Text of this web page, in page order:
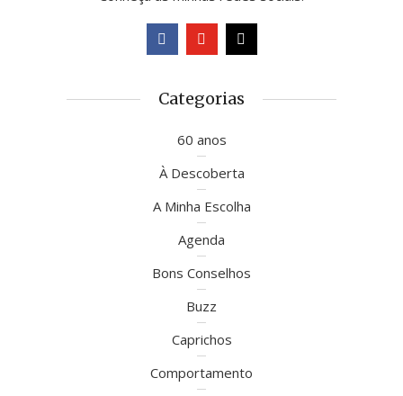
Categorias
60 anos
À Descoberta
A Minha Escolha
Agenda
Bons Conselhos
Buzz
Caprichos
Comportamento